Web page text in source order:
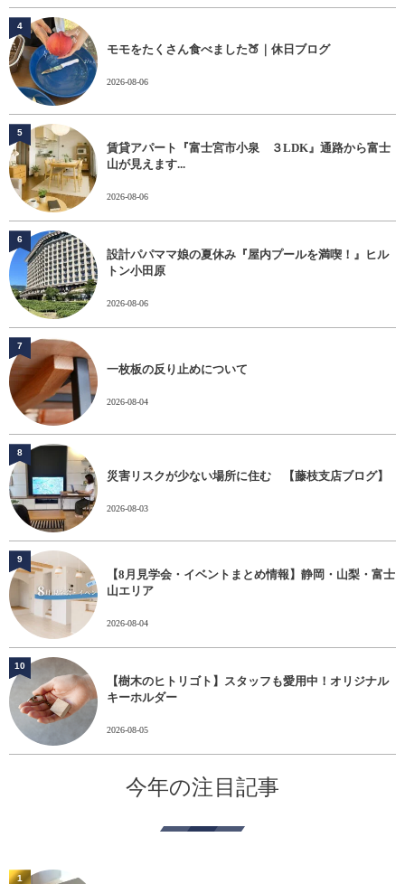
モモをたくさん食べました🍑｜休日ブログ
2026-08-06
4
賃貸アパート『富士宮市小泉 ３LDK』通路から富士
山が見えます...
2026-08-06
5
設計パパママ娘の夏休み『屋内プールを満喫！』ヒル
トン小田原
2026-08-06
6
一枚板の反り止めについて
2026-08-04
7
災害リスクが少ない場所に住む 【藤枝支店ブログ】
2026-08-03
8
【8月見学会・イベントまとめ情報】静岡・山梨・富士
山エリア
2026-08-04
9
【樹木のヒトリゴト】スタッフも愛用中！オリジナル
キーホルダー
2026-08-05
10
今年の注目記事
1